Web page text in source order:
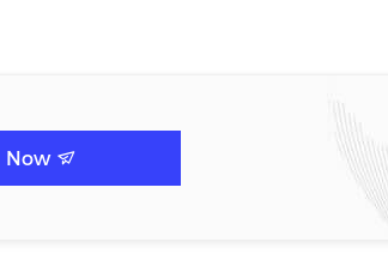
Now